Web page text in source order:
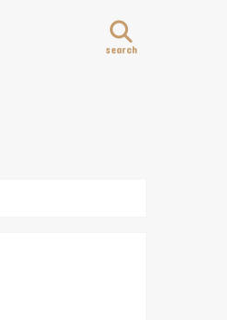
search